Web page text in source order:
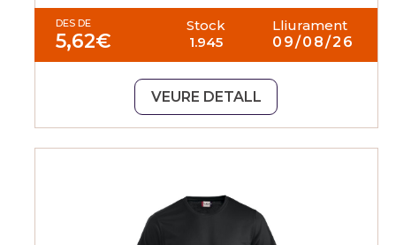
DES DE
5,62€
Stock
1.945
Lliurament
09/08/26
VEURE DETALL